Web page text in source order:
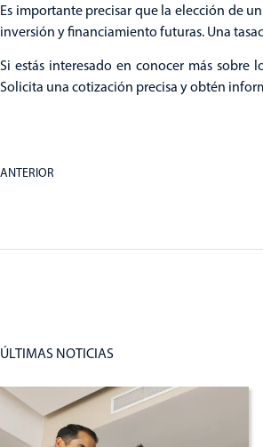
Es importante precisar que la elección de
inversión y financiamiento futuras. Una
Si estás interesado en conocer más sobre
Solicita una cotización precisa y obtén
ANTERIOR
ÚLTIMAS NOTICIAS